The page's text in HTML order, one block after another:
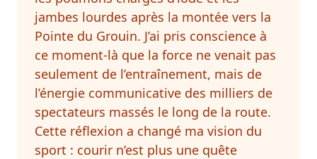
jambes lourdes après la montée vers la
Pointe du Grouin. J’ai pris conscience à
ce moment-là que la force ne venait pas
seulement de l’entraînement, mais de
l’énergie communicative des milliers de
spectateurs massés le long de la route.
Cette réflexion a changé ma vision du
sport : courir n’est plus une quête